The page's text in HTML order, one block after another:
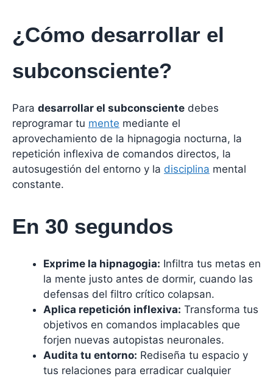
¿Cómo desarrollar el
subconsciente?
Para desarrollar el subconsciente debes
reprogramar tu mente mediante el
aprovechamiento de la hipnagogia nocturna, la
repetición inflexiva de comandos directos, la
autosugestión del entorno y la disciplina mental
constante.
En 30 segundos
Exprime la hipnagogia: Infiltra tus metas en
la mente justo antes de dormir, cuando las
defensas del filtro crítico colapsan.
Aplica repetición inflexiva: Transforma tus
objetivos en comandos implacables que
forjen nuevas autopistas neuronales.
Audita tu entorno: Rediseña tu espacio y
tus relaciones para erradicar cualquier